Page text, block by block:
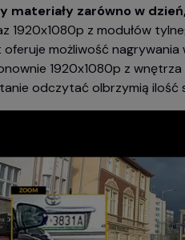
materiały zarówno w
1920x1080p z modułów
możliwość
1920x1080p z
odczytać olbrzymią ilość